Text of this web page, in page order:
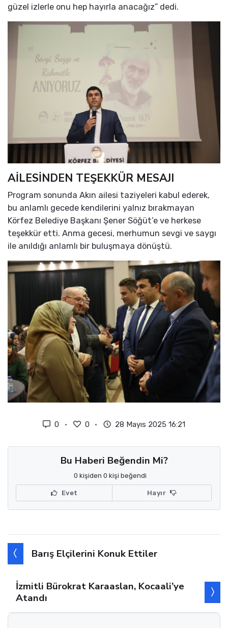
güzel izlerle onu hep hayırla anacağız” dedi.
AİLESİNDEN TEŞEKKÜR MESAJI
Program sonunda Akın ailesi taziyeleri kabul ederek,
bu anlamlı gecede kendilerini yalnız bırakmayan
Körfez Belediye Başkanı Şener Söğüt’e ve herkese
teşekkür etti. Anma gecesi, merhumun sevgi ve saygı
ile anıldığı anlamlı bir buluşmaya dönüştü.
0 0 28 Mayıs 2025 16:21
Bu Haberi Beğendin Mi?
0 kişiden 0 kişi beğendi
Evet Hayır
Barış Elçilerini Konuk Ettiler
İzmitli Bürokrat Karaaslan, Kocaali’ye
Atandı